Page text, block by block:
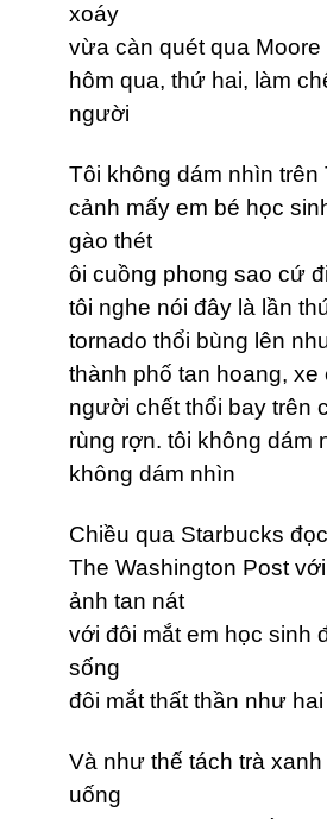
xoáy
vừa càn quét qua Moore
hôm qua, thứ hai, làm
người
Tôi không dám nhìn trên
cảnh mấy em bé học
gào thét
ôi cuồng phong sao cứ
tôi nghe nói đây là lần
tornado thổi bùng lên
thành phố tan hoang, xe
người chết thổi bay trên
rùng rợn. tôi không dám
không dám nhìn
Chiều qua Starbucks
The Washington Post
ảnh tan nát
với đôi mắt em học sinh
sống
đôi mắt thất thần như
Và như thế tách trà xanh
uống